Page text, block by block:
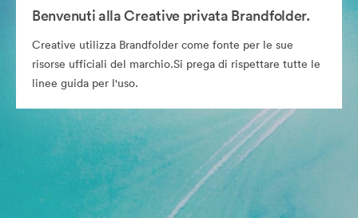
Benvenuti alla Creative privata Brandfolder.
Creative utilizza Brandfolder come fonte per le sue
risorse ufficiali del marchio.Si prega di rispettare tutte le
linee guida per l'uso.